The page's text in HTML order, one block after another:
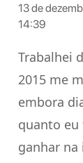
13 de
14:39
Trabalhei
2015 me
embora
quanto
ganhar na